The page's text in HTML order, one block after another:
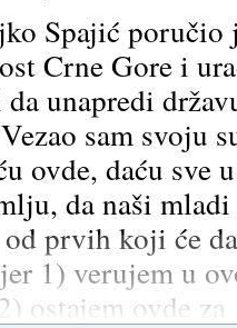
Spajić poručio
Crne Gore i
unapredi
sam svoju
ovde, daću sve
da naši
prvih koji će
1) verujem u
ostajem ovde za